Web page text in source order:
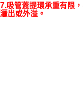
7.吸管蓋提環承重有限
灑出或外溢。